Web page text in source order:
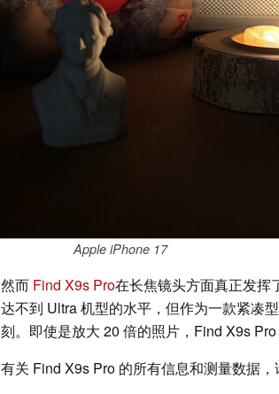
Apple iPhone 17
然而 Find X9s Pro在长焦镜头方面真正发挥
达不到 Ultra 机型的水平，但作为一款紧凑
刻。即使是放大 20 倍的照片，Find X9s
有关 Find X9s Pro 的所有信息和测量数据